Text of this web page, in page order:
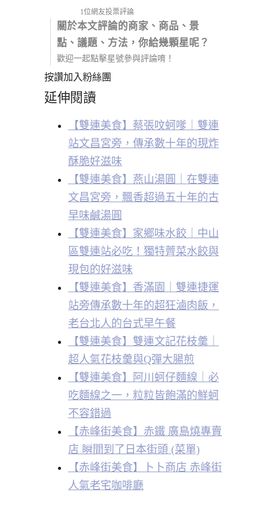
1位網友投票評論
關於本文評論的商家、商品、景
點、議題、方法，你給幾顆星呢？
歡迎一起點擊星號參與評論唷！
按讚加入粉絲團
延伸閱讀
【雙連美食】蔡張呅蚵嗲｜雙連
站文昌宮旁，傳承數十年的現炸
酥脆好滋味
【雙連美食】燕山湯圓｜在雙連
文昌宮旁，飄香超過五十年的古
早味鹹湯圓
【雙連美食】家鄉味水餃｜中山
區雙連站必吃！獨特薺菜水餃與
現包的好滋味
【雙連美食】香滿園｜雙連捷運
站旁傳承數十年的超狂滷肉飯，
老台北人的台式早午餐
【雙連美食】雙連文記花枝羹｜
超人氣花枝羹與Q彈大腸煎
【雙連美食】阿川蚵仔麵線｜必
吃麵線之一，粒粒皆飽滿的鮮蚵
不容錯過
【赤峰街美食】赤鐵 廣島燒專賣
店 瞬間到了日本街頭 (菜單)
【赤峰街美食】卜卜商店 赤峰街
人氣老宅咖啡廳